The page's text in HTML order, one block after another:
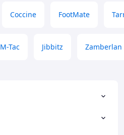
Coccine FootMate
M-Tac Jibbitz Zamberlan